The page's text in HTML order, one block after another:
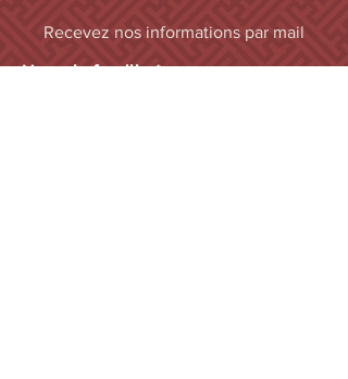
Recevez nos informations par mail
Nom de famille